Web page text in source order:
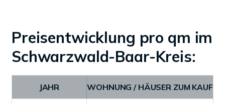
Preisentwicklung pro qm im
Schwarzwald-Baar-Kreis:
JAHR WOHNUNG / HÄUSER ZUM KAUF